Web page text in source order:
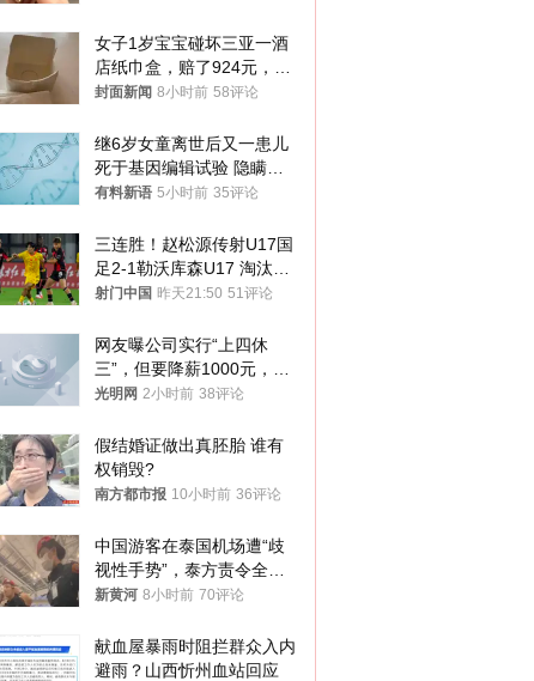
女子1岁宝宝碰坏三亚一酒
店纸巾盒，赔了924元，发
帖吐槽后酒店退还一半的
封面新闻 8小时前 58评论
继6岁女童离世后又一患儿
死于基因编辑试验 隐瞒一
年才对外披露
有料新语 5小时前 35评论
三连胜！赵松源传射U17国
足2-1勒沃库森U17 淘汰赛
将战河床
射门中国 昨天21:50 51评论
网友曝公司实行“上四休
三”，但要降薪1000元，不
接受只能辞职
光明网 2小时前 38评论
假结婚证做出真胚胎 谁有
权销毁?
南方都市报 10小时前 36评论
中国游客在泰国机场遭“歧
视性手势”，泰方责令全面
调查，对责任人采取最严厉
新黄河 8小时前 70评论
献血屋暴雨时阻拦群众入内
避雨？山西忻州血站回应